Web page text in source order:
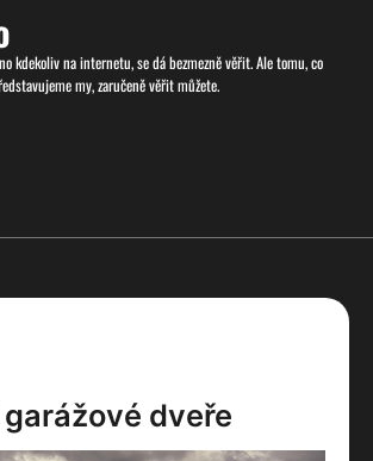
kdekoliv na internetu, se dá bezmezně věřit. Ale tomu, co
my, zaručeně věřit můžete.
dveře